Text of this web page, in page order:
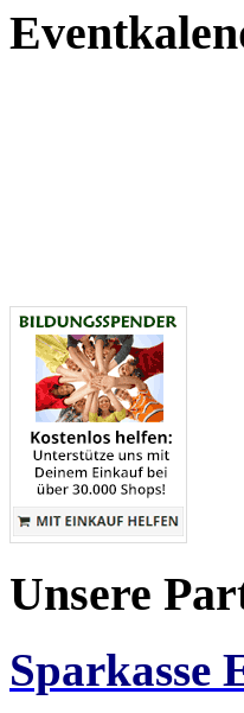
Unsere
Sparkasse